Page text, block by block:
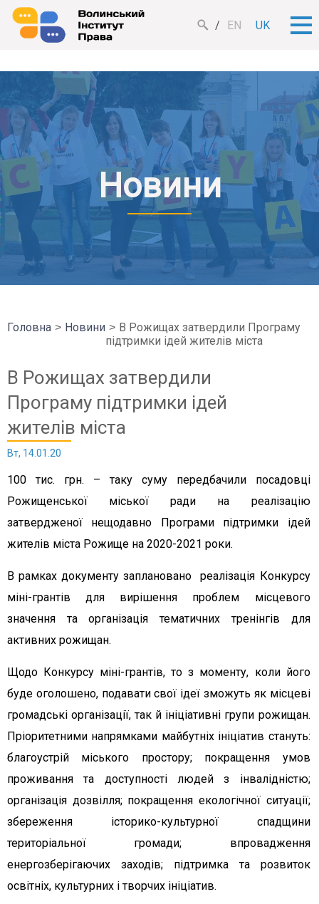
EN UK
Новини
Головна Новини
В Рожищах затвердили Програму
підтримки ідей жителів міста
В Рожищах затвердили
Програму підтримки ідей
жителів міста
Вт, 14.01.20
100 тис. грн. – таку суму передбачили посадовці
Рожищенської міської ради на реалізацію
затвердженої нещодавно Програми підтримки ідей
жителів міста Рожище на 2020-2021 роки.
В рамках документу заплановано реалізація Конкурсу
міні-грантів для вирішення проблем місцевого
значення та організація тематичних тренінгів для
активних рожищан.
Щодо Конкурсу міні-грантів, то з моменту, коли його
буде оголошено, подавати свої ідеї зможуть як місцеві
громадські організації, так й ініціативні групи рожищан.
Пріоритетними напрямками майбутніх ініціатив стануть:
благоустрій міського простору; покращення умов
проживання та доступності людей з інвалідністю;
організація дозвілля; покращення екологічної ситуації;
збереження історико-культурної спадщини
територіальної громади; впровадження
енергозберігаючих заходів; підтримка та розвиток
освітніх, культурних і творчих ініціатив.